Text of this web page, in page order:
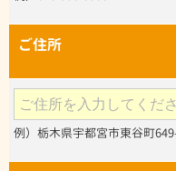
ご住所
例）栃木県宇都宮市東谷町